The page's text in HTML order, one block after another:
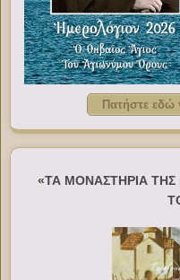
Πατήστε εδώ
«ΤΑ ΜΟΝΑΣΤΗΡΙΑ ΤΗΣ